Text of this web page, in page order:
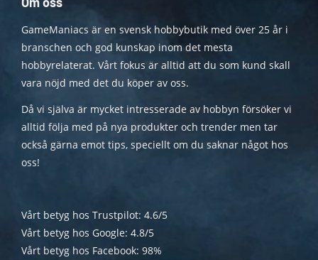
GameManiacs är en svensk hobbybutik med över 25 år i
branschen och god kunskap inom det mesta
hobbyrelaterat. Vårt fokus är alltid att du som kund skall
vara nöjd med det du köper av oss.
Då vi själva är mycket intresserade av hobbyn försöker vi
alltid följa med på nya produkter och trender men tar
också gärna emot tips, speciellt om du saknar något hos
oss!
Vårt betyg hos Trustpilot: 4.6/5
Vårt betyg hos Google: 4.8/5
Vårt betyg hos Facebook: 98%